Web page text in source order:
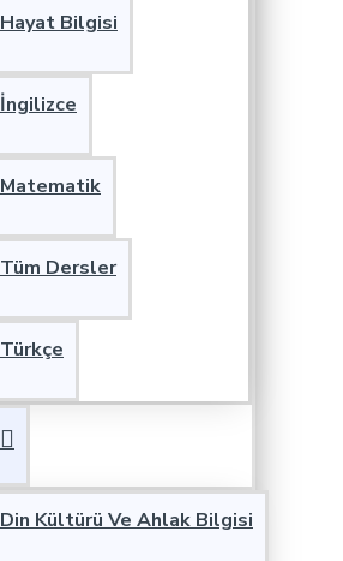
Hayat Bilgisi
İngilizce
Matematik
Tüm Dersler
Türkçe
Din Kültürü Ve Ahlak Bilgisi